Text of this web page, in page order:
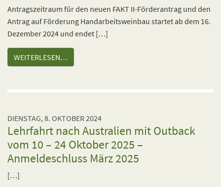
Antragszeitraum für den neuen FAKT II-Förderantrag und den
Antrag auf Förderung Handarbeitsweinbau startet ab dem 16.
Dezember 2024 und endet […]
WEITERLESEN…
DIENSTAG, 8. OKTOBER 2024
Lehrfahrt nach Australien mit Outback
vom 10 – 24 Oktober 2025 –
Anmeldeschluss März 2025
[…]